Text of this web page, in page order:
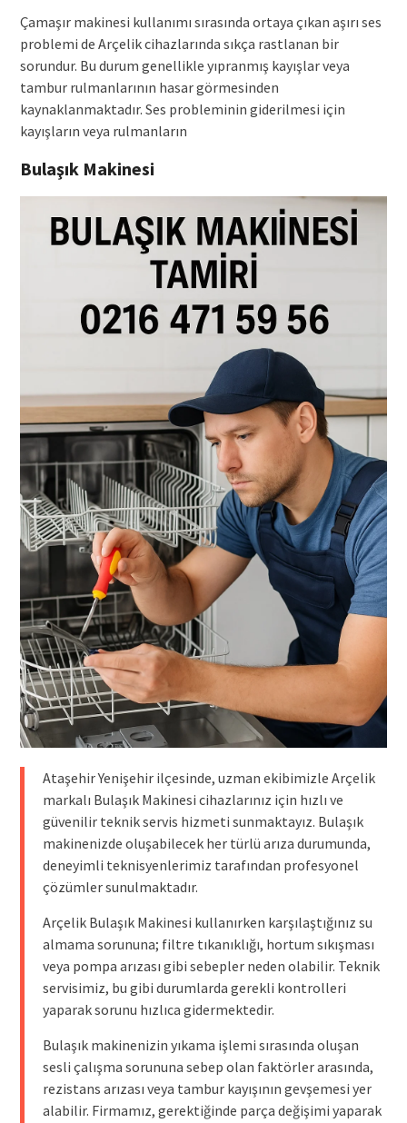
Çamaşır makinesi kullanımı sırasında ortaya çıkan aşırı ses
problemi de Arçelik cihazlarında sıkça rastlanan bir
sorundur. Bu durum genellikle yıpranmış kayışlar veya
tambur rulmanlarının hasar görmesinden
kaynaklanmaktadır. Ses probleminin giderilmesi için
kayışların veya rulmanların
Bulaşık Makinesi
Ataşehir Yenişehir ilçesinde, uzman ekibimizle Arçelik
markalı Bulaşık Makinesi cihazlarınız için hızlı ve
güvenilir teknik servis hizmeti sunmaktayız. Bulaşık
makinenizde oluşabilecek her türlü arıza durumunda,
deneyimli teknisyenlerimiz tarafından profesyonel
çözümler sunulmaktadır.
Arçelik Bulaşık Makinesi kullanırken karşılaştığınız su
almama sorununa; filtre tıkanıklığı, hortum sıkışması
veya pompa arızası gibi sebepler neden olabilir. Teknik
servisimiz, bu gibi durumlarda gerekli kontrolleri
yaparak sorunu hızlıca gidermektedir.
Bulaşık makinenizin yıkama işlemi sırasında oluşan
sesli çalışma sorununa sebep olan faktörler arasında,
rezistans arızası veya tambur kayışının gevşemesi yer
alabilir. Firmamız, gerektiğinde parça değişimi yaparak